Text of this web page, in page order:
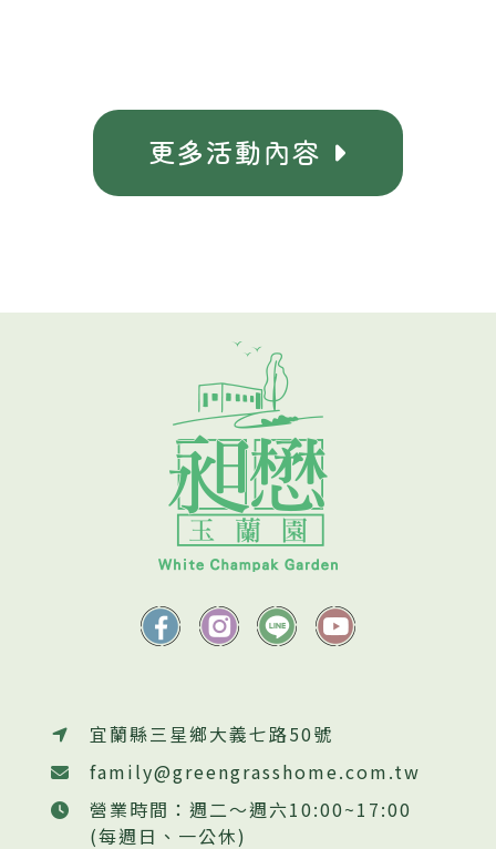
更多活動 內容
宜蘭縣三星鄉大義七路50號
family@greengrasshome.com.tw
營業時間：週二～週六10:00~17:00
(每週日、一公休)